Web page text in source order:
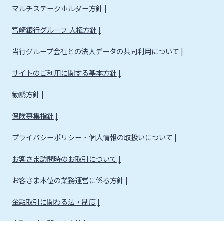
マルチステークホルダー方針
宮崎銀行グループ 人権方針
当行グループ会社との法人データの共同利用について
サイトのご利用に関する基本方針
勧誘方針
保険募集指針
プライバシーポリシー・個人情報の取扱いについて
お客さま訪問時のお取引について
お客さま本位の業務運営に係る方針
金融取引に関わる法・制度
金融取引に関わる方針